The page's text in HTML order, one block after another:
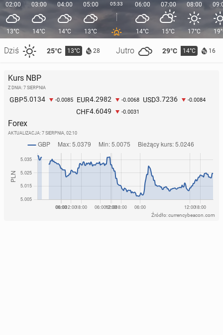
02:00
13°C
Dziś 25°C 13°C 28 Jutro 29°C 14°C 16
03:00
14°C
04:00
14°C
05:00
13°C
05:33 06:00
14°C
07:00
15°C
08:00
17°C
Kurs NBP
Z DNIA: 7 SIERPNIA
GBP5.0134 -0.0085 EUR4.2982 -0.0068 USD3.7236 -0.0084
CHF4.6049 -0.0031
Forex
AKTUALIZACJA: 7 SIERPNIA, 02:10
Źródło: currencybeacon.com